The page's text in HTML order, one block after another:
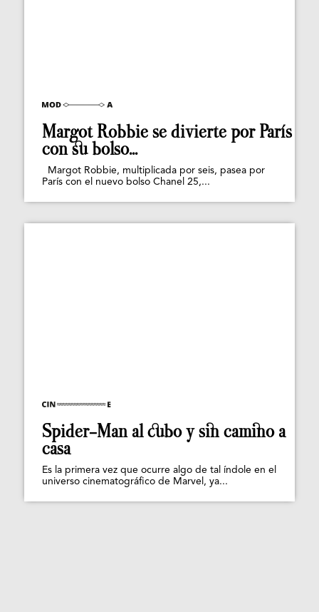
Margot Robbie se divierte por París
con su bolso...
Margot Robbie, multiplicada por seis, pasea por
París con el nuevo bolso Chanel 25,...
Spider-Man al cubo y sin camino a
casa
Es la primera vez que ocurre algo de tal índole en el
universo cinematográfico de Marvel, ya...